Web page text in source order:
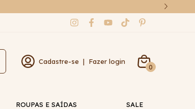
Cadastre-se | Fazer login
0
ROUPAS E SAÍDAS SALE